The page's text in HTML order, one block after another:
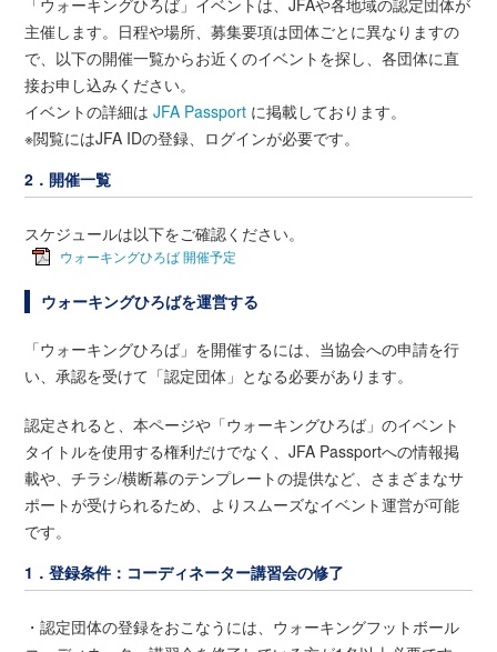
「ウォーキングひろば」イベントは、JFAや各地域の認定団体が
主催します。日程や場所、募集要項は団体ごとに異なりますの
で、以下の開催一覧からお近くのイベントを探し、各団体に直
接お申し込みください。
イベントの詳細は JFA Passport に掲載しております。
※閲覧にはJFA IDの登録、ログインが必要です。
2．開催一覧
スケジュールは以下をご確認ください。
ウォーキングひろば 開催予定
ウォーキングひろばを運営する
「ウォーキングひろば」を開催するには、当協会への申請を行
い、承認を受けて「認定団体」となる必要があります。
認定されると、本ページや「ウォーキングひろば」のイベント
タイトルを使用する権利だけでなく、JFA Passportへの情報掲
載や、チラシ/横断幕のテンプレートの提供など、さまざまなサ
ポートが受けられるため、よりスムーズなイベント運営が可能
です。
1．登録条件：コーディネーター講習会の修了
・認定団体の登録をおこなうには、ウォーキングフットボール